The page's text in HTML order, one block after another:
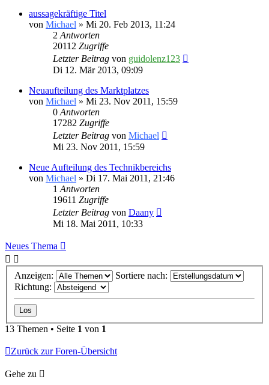
aussagekräftige Titel
von Michael » Mi 20. Feb 2013, 11:24
2Antworten
20112 Zugriffe
Letzter Beitrag von guidolenz123
Di 12. Mär 2013, 09:09
Neuaufteilung des Marktplatzes
von Michael » Mi 23. Nov 2011, 15:59
0Antworten
17282 Zugriffe
Letzter Beitrag von Michael
Mi 23. Nov 2011, 15:59
Neue Aufteilung des Technikbereichs
von Michael » Di 17. Mai 2011, 21:46
1Antworten
19611 Zugriffe
Letzter Beitrag von Daany
Mi 18. Mai 2011, 10:33
Neues Thema
Anzeigen:
Sortiere nach:
Richtung:
13 Themen • Seite 1 von 1
Zurück zur Foren-Übersicht
Gehe zu